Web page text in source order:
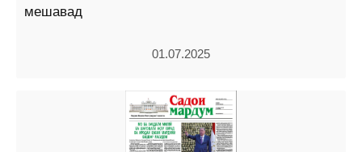
мешавад
01.07.2025